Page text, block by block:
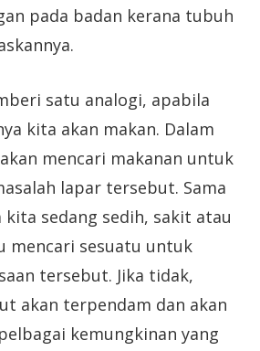
pada badan kerana tubuh
satu analogi, apabila
kita akan makan. Dalam
mencari makanan untuk
lapar tersebut. Sama
sedang sedih, sakit atau
mencari sesuatu untuk
tersebut. Jika tidak,
akan terpendam dan akan
kemungkinan yang